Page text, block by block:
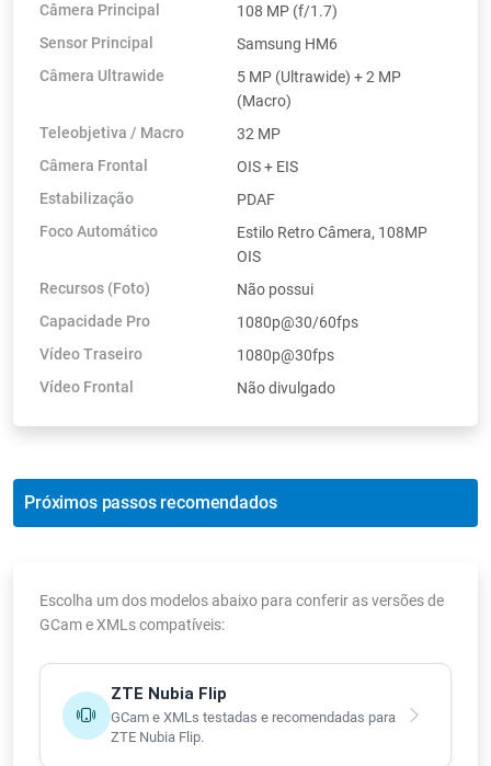
Câmera Principal
108 MP (f/1.7)
Sensor Principal
Samsung HM6
Câmera Ultrawide
5 MP (Ultrawide) + 2 MP
(Macro)
Teleobjetiva / Macro
32 MP
Câmera Frontal
OIS + EIS
Estabilização
PDAF
Foco Automático
Estilo Retro Câmera, 108MP
OIS
Recursos (Foto)
Não possui
Capacidade Pro
1080p@30/60fps
Vídeo Traseiro
1080p@30fps
Vídeo Frontal
Não divulgado
Próximos passos recomendados
Escolha um dos modelos abaixo para conferir as versões de
GCam e XMLs compatíveis:
ZTE Nubia Flip
GCam e XMLs testadas e recomendadas para
ZTE Nubia Flip.